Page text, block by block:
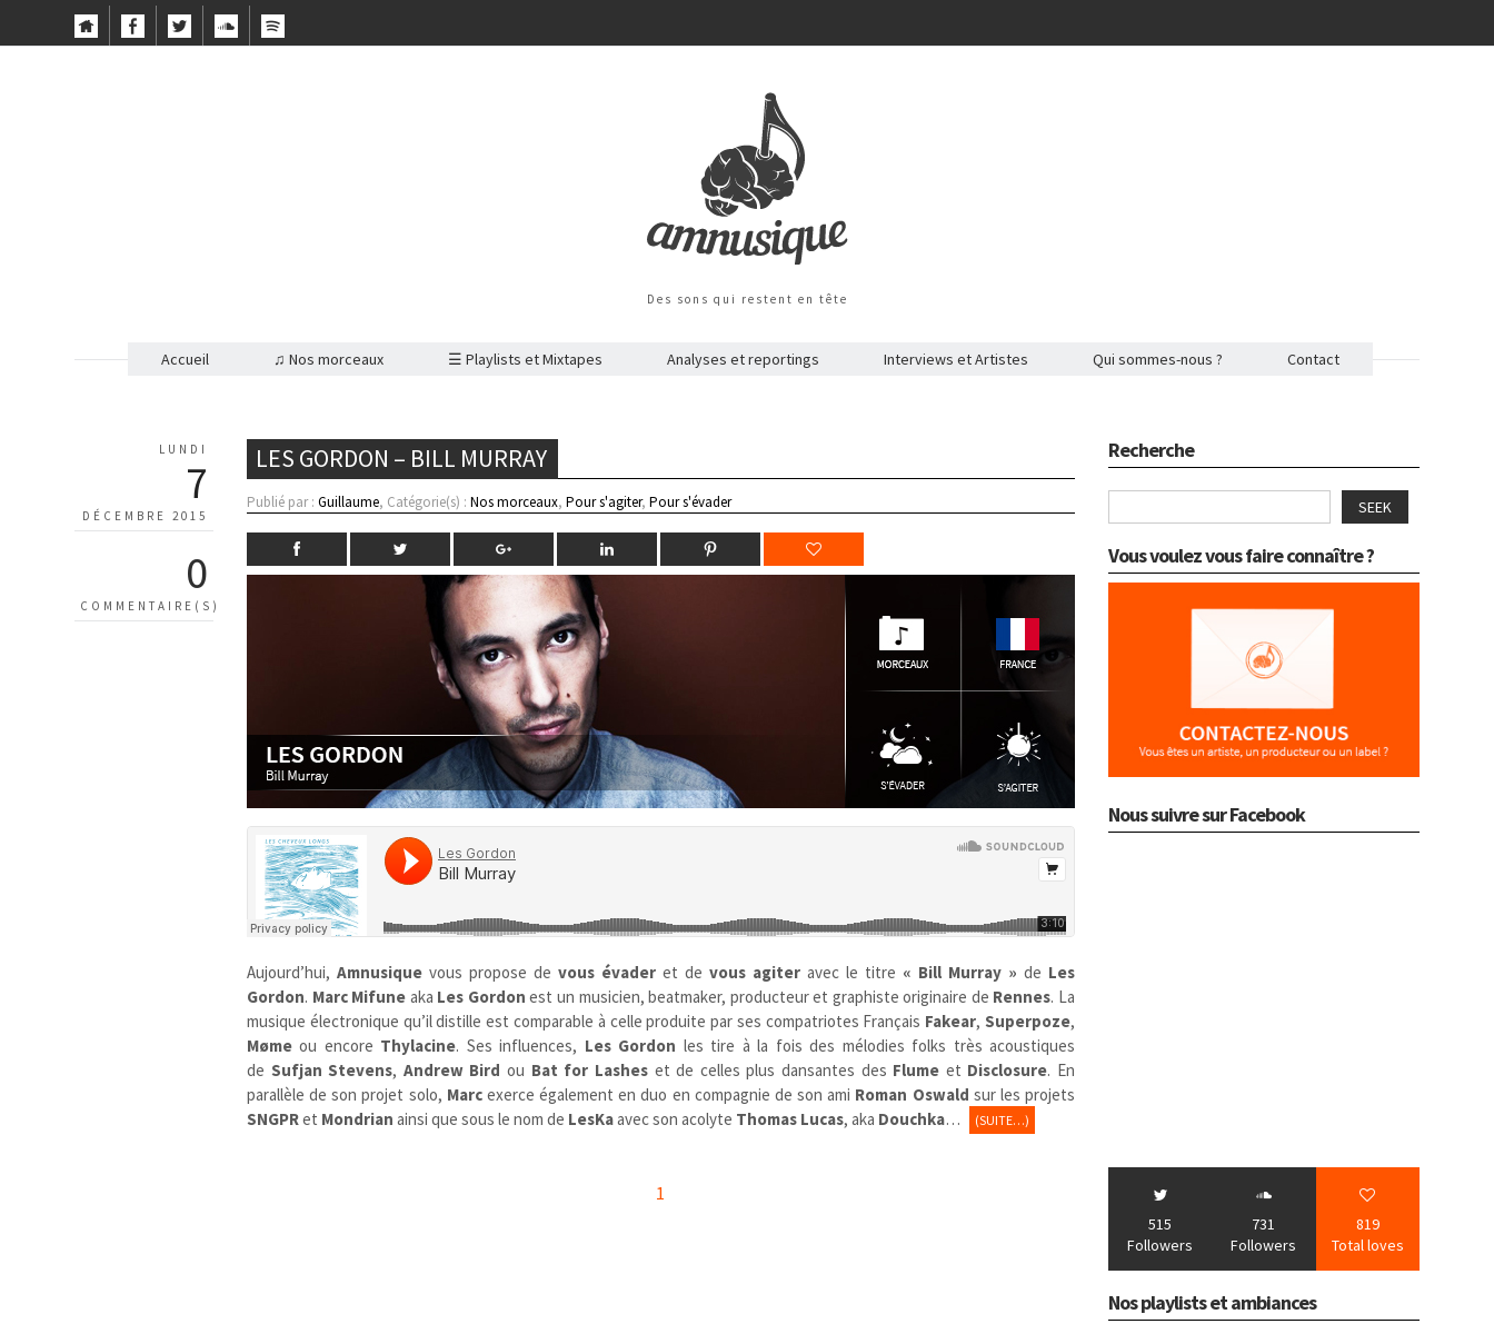
Des sons qui restent en tête
Accueil ♫ Nos morceaux ☰ Playlists et Mixtapes Analyses et reportings Interviews et Artistes Qui sommes-nous ? Contact
LUNDI
7
DÉCEMBRE 2015
0
COMMENTAIRE(S)
LES GORDON – BILL MURRAY
Publié par :Guillaume, Catégorie(s) :Nos morceaux,Pour s'agiter,Pour s'évader
Aujourd’hui,Amnusique vous propose devous évader et devous agiter avec le titre « Bill Murray » de Les
Gordon. Marc Mifune aka Les Gordon est un musicien, beatmaker, producteur et graphiste originaire de Rennes. La
musique électronique qu’il distille est comparable à celle produite par ses compatriotes Français Fakear,Superpoze,
Møme ou encore Thylacine. Ses influences, Les Gordon les tire à la fois des mélodies folks très acoustiques
de Sufjan Stevens, Andrew Birdou Bat for Lashes et de celles plus dansantes des Flume et Disclosure. En
parallèle de son projet solo, Marcexerce également en duo en compagnie de son ami Roman Oswald sur les projets
SNGPRet Mondrian ainsi que sous le nom de LesKaavec son acolyte Thomas Lucas, aka Douchka… (SUITE…)
1
Recherche
SEEK
Vous voulez vous faire connaître ?
Nous suivre sur Facebook
515
Followers
731
Followers
819
Total loves
Nos playlists et ambiances